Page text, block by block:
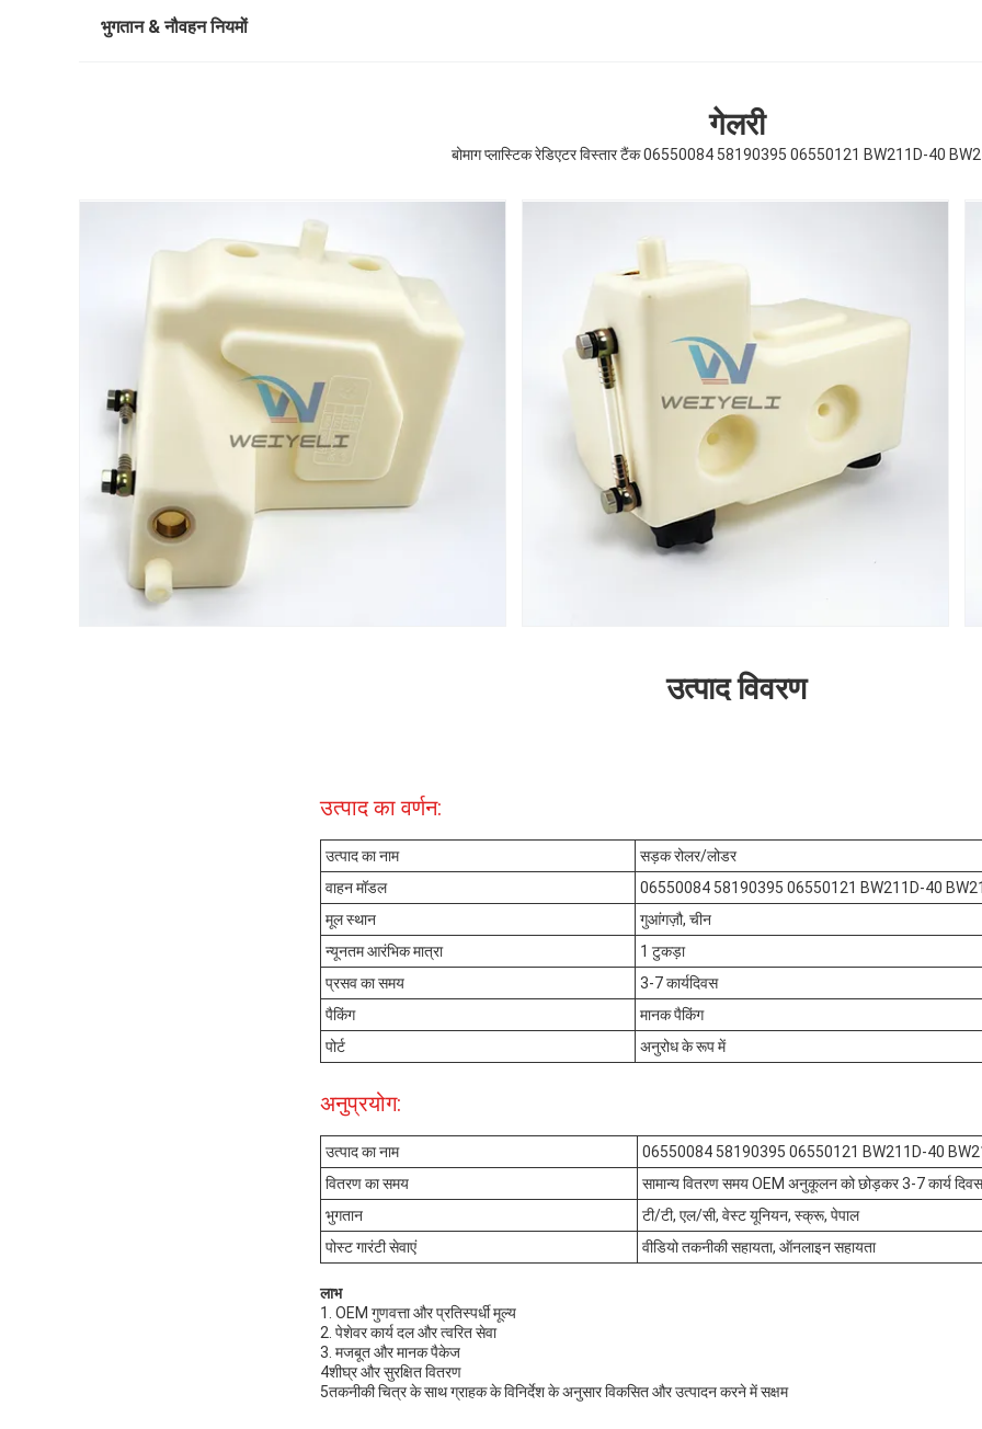
भुगतान & नौवहन नियमों
गेलरी
बोमाग प्लास्टिक रेडिएटर विस्तार टैंक 06550084 58190395 06550121 BW211D-40
उत्पाद विवरण
उत्पाद का वर्णन:
उत्पाद का नाम
सड़क रोलर/लोडर
वाहन मॉडल
06550084 58190395 06550121 BW211D-40
मूल स्थान
गुआंगज़ौ, चीन
न्यूनतम आरंभिक मात्रा
1 टुकड़ा
प्रसव का समय
3-7 कार्यदिवस
पैकिंग
मानक पैकिंग
पोर्ट
अनुरोध के रूप में
अनुप्रयोग:
उत्पाद का नाम
06550084 58190395 06550121 BW211D-40
वितरण का समय
सामान्य वितरण समय OEM अनुकूलन को छोड़कर 3-7 कार्य
भुगतान
टी/टी, एल/सी, वेस्ट यूनियन, स्क्रू, पेपाल
पोस्ट गारंटी सेवाएं
वीडियो तकनीकी सहायता, ऑनलाइन सहायता
लाभ
1. OEM गुणवत्ता और प्रतिस्पर्धी मूल्य
2. पेशेवर कार्य दल और त्वरित सेवा
3. मजबूत और मानक पैकेज
4शीघ्र और सुरक्षित वितरण
5तकनीकी चित्र के साथ ग्राहक के विनिर्देश के अनुसार विकसित और उत्पादन करने में सक्षम